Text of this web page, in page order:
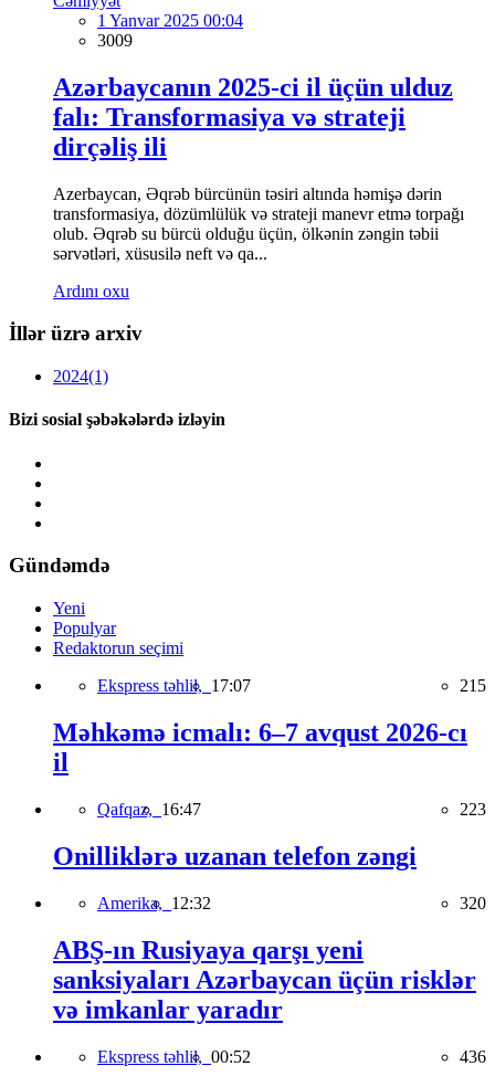
1 Yanvar 2025 00:04
3009
Azərbaycanın 2025-ci il üçün ulduz
falı: Transformasiya və strateji
dirçəliş ili
Azerbaycan, Əqrəb bürcünün təsiri altında həmişə dərin
transformasiya, dözümlülük və strateji manevr etmə torpağı
olub. Əqrəb su bürcü olduğu üçün, ölkənin zəngin təbii
sərvətləri, xüsusilə neft və qa...
Ardını oxu
İllər üzrə arxiv
2024(1)
Bizi sosial şəbəkələrdə izləyin
Gündəmdə
Yeni
Populyar
Redaktorun seçimi
Ekspress təhlil, 17:07 215
Məhkəmə icmalı: 6–7 avqust 2026-cı
il
Qafqaz, 16:47 223
Onilliklərə uzanan telefon zəngi
Amerika, 12:32 320
ABŞ-ın Rusiyaya qarşı yeni
sanksiyaları Azərbaycan üçün risklər
və imkanlar yaradır
Ekspress təhlil, 00:52 436